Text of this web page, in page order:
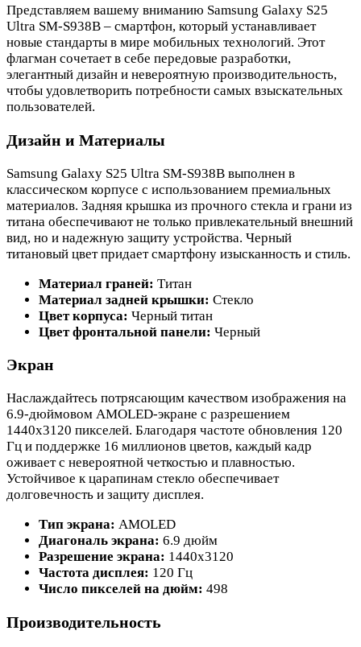
Представляем вашему вниманию Samsung Galaxy S25
Ultra SM-S938B – смартфон, который устанавливает
новые стандарты в мире мобильных технологий. Этот
флагман сочетает в себе передовые разработки,
элегантный дизайн и невероятную производительность,
чтобы удовлетворить потребности самых взыскательных
пользователей.
Дизайн и Материалы
Samsung Galaxy S25 Ultra SM-S938B выполнен в
классическом корпусе с использованием премиальных
материалов. Задняя крышка из прочного стекла и грани из
титана обеспечивают не только привлекательный внешний
вид, но и надежную защиту устройства. Черный
титановый цвет придает смартфону изысканность и стиль.
Материал граней: Титан
Материал задней крышки: Стекло
Цвет корпуса: Черный титан
Цвет фронтальной панели: Черный
Экран
Наслаждайтесь потрясающим качеством изображения на
6.9-дюймовом AMOLED-экране с разрешением
1440x3120 пикселей. Благодаря частоте обновления 120
Гц и поддержке 16 миллионов цветов, каждый кадр
оживает с невероятной четкостью и плавностью.
Устойчивое к царапинам стекло обеспечивает
долговечность и защиту дисплея.
Тип экрана: AMOLED
Диагональ экрана: 6.9 дюйм
Разрешение экрана: 1440x3120
Частота дисплея: 120 Гц
Число пикселей на дюйм: 498
Производительность